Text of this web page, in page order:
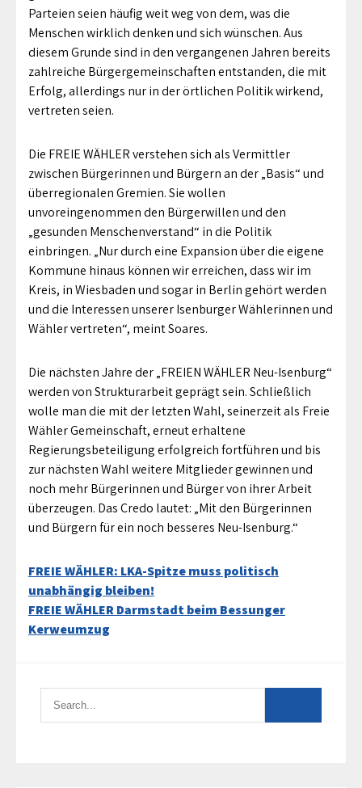
Parteien seien häufig weit weg von dem, was die
Menschen wirklich denken und sich wünschen. Aus
diesem Grunde sind in den vergangenen Jahren bereits
zahlreiche Bürgergemeinschaften entstanden, die mit
Erfolg, allerdings nur in der örtlichen Politik wirkend,
vertreten seien.
Die FREIE WÄHLER verstehen sich als Vermittler
zwischen Bürgerinnen und Bürgern an der „Basis“ und
überregionalen Gremien. Sie wollen
unvoreingenommen den Bürgerwillen und den
„gesunden Menschenverstand“ in die Politik
einbringen. „Nur durch eine Expansion über die eigene
Kommune hinaus können wir erreichen, dass wir im
Kreis, in Wiesbaden und sogar in Berlin gehört werden
und die Interessen unserer Isenburger Wählerinnen und
Wähler vertreten“, meint Soares.
Die nächsten Jahre der „FREIEN WÄHLER Neu-Isenburg“
werden von Strukturarbeit geprägt sein. Schließlich
wolle man die mit der letzten Wahl, seinerzeit als Freie
Wähler Gemeinschaft, erneut erhaltene
Regierungsbeteiligung erfolgreich fortführen und bis
zur nächsten Wahl weitere Mitglieder gewinnen und
noch mehr Bürgerinnen und Bürger von ihrer Arbeit
überzeugen. Das Credo lautet: „Mit den Bürgerinnen
und Bürgern für ein noch besseres Neu-Isenburg.“
Beitragsnavigation
FREIE WÄHLER: LKA-Spitze muss politisch
unabhängig bleiben!
FREIE WÄHLER Darmstadt beim Bessunger
Kerweumzug